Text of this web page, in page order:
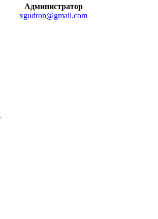
Администратор
xgudron@gmail.com